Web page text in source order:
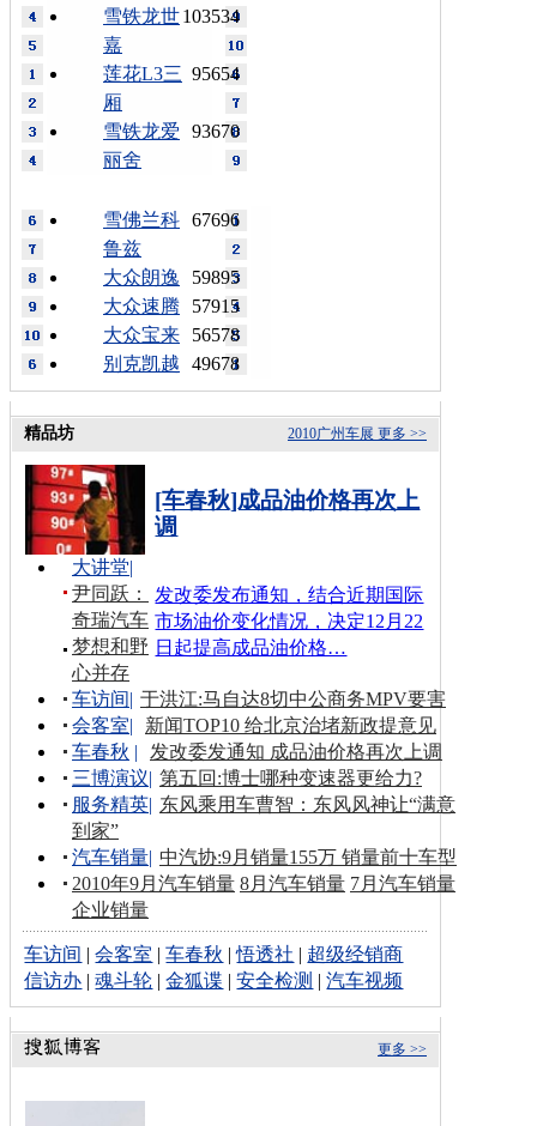
103534
雪铁龙世
嘉
95654
莲花L3三
厢
93670
雪铁龙爱
丽舍
67696
雪佛兰科
鲁兹
59895
大众朗逸
57915
大众速腾
56578
大众宝来
49678
别克凯越
更多 >>
2010广州车展
精品坊
[车春秋]成品油价格再次上
调
发改委发布通知，结合近期国际
市场油价变化情况，决定12月22
日起提高成品油价格…
大讲堂|
尹同跃：
奇瑞汽车
梦想和野
心并存
车访间| 于洪江:马自达8切中公商务MPV要害
会客室|
新闻TOP10 给北京治堵新政提意见
车春秋 |
发改委发通知 成品油价格再次上调
三博演议| 第五回:博士哪种变速器更给力?
服务精英| 东风乘用车曹智：东风风神让“满意
到家”
汽车销量| 中汽协:9月销量155万 销量前十车型
2010年9月汽车销量 8月汽车销量 7月汽车销量
企业销量
车访间 |会客室 |车春秋 |悟透社 | 超级经销商
信访办 |魂斗轮 |金狐谍 |安全检测 |汽车视频
更多 >>